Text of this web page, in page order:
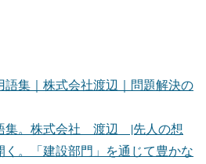
集｜株式会社渡辺｜問題解決の
集。株式会社 渡辺 |先人の想
。「建設部門」を通じて豊かな